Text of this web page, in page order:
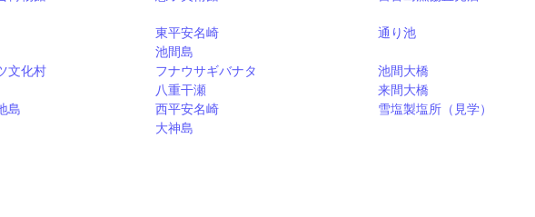
東平安名崎
通り池
池間島
文化村
フナウサギバナタ
池間大橋
八重干瀬
来間大橋
島
西平安名崎
雪塩製塩所（見学）
大神島